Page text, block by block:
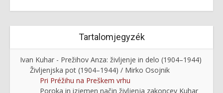
Tartalomjegyzék
Ivan Kuhar - Prežihov Anza: življenje in delo (1904–1944)
Življenjska pot (1904–1944) / Mirko Osojnik
Pri Préžihu na Preškem vrhu
Poroka in izjemen način življenja zakoncev Kuhar